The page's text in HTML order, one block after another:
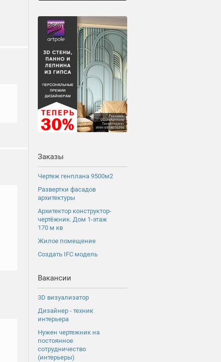
Заказы
Чертеж генплана 9500м2
Развертки фасадов
архитектуры
Архитектор конструктор-
чертёжник. Дом 1-этаж
170 м кв
Жилое помещение
Создать IFC модель
Вакансии
3D визуализатор
Дизайнер - техник
интерьера
Нужен чертежник на
постоянное
сотрудничество
(интерьеры)